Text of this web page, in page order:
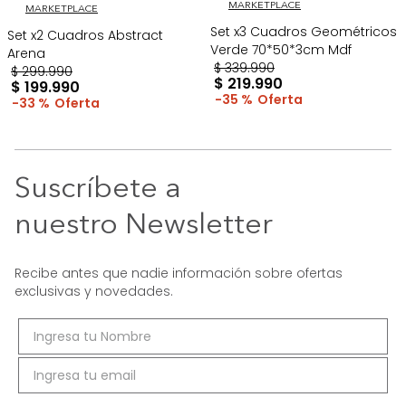
MARKETPLACE
Set x2 Cuadros Abstract
Arena
$ 299.990
$ 199.990
33 %
MARKETPLACE
Set x3 Cuadros Geométricos
Verde 70*50*3cm Mdf
$ 339.990
$ 219.990
35 %
Suscríbete a
nuestro Newsletter
Recibe antes que nadie información sobre ofertas
exclusivas y novedades.